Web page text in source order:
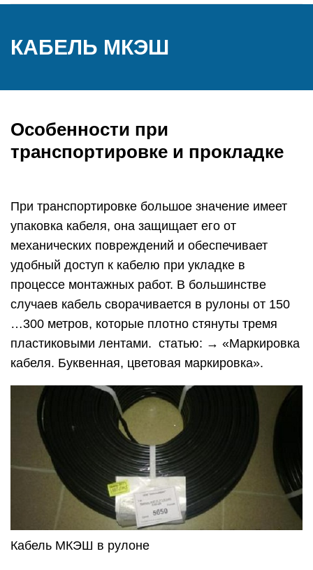
КАБЕЛЬ МКЭШ
Особенности при
транспортировке и прокладке
При транспортировке большое значение имеет
упаковка кабеля, она защищает его от
механических повреждений и обеспечивает
удобный доступ к кабелю при укладке в
процессе монтажных работ. В большинстве
случаев кабель сворачивается в рулоны от 150
…300 метров, которые плотно стянуты тремя
пластиковыми лентами. статью: → «Маркировка
кабеля. Буквенная, цветовая маркировка».
Кабель МКЭШ в рулоне